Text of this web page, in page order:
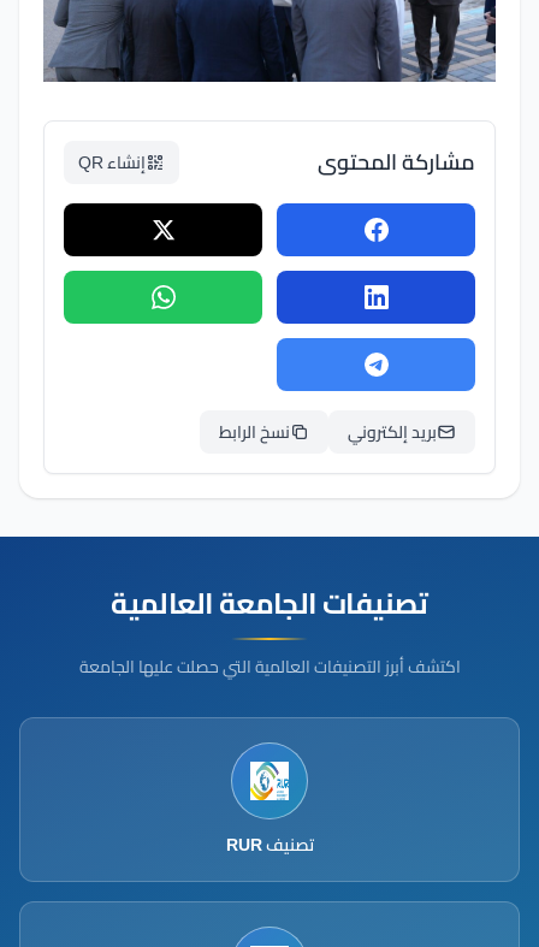
مشاركة المحتوى إنشاء QR
بريد إلكتروني نسخ الرابط
تصنيفات الجامعة العالمية
اكتشف أبرز التصنيفات العالمية التي حصلت عليها الجامعة
تصنيف RUR